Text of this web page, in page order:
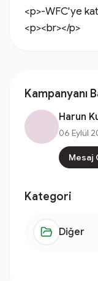
<p>-WFC'ye
<p><br></p>
Kampanyanı
Harun
06 Eylül
Mesaj
Kategori
Diğer